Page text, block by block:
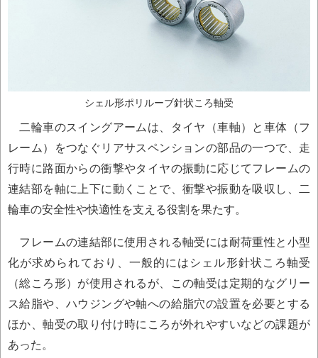
シェル形ポリルーブ針状ころ軸受
二輪車のスイングアームは、タイヤ（車軸）と車体（フ
レーム）をつなぐリアサスペンションの部品の一つで、走
行時に路面からの衝撃やタイヤの振動に応じてフレームの
連結部を軸に上下に動くことで、衝撃や振動を吸収し、二
輪車の安全性や快適性を支える役割を果たす。
フレームの連結部に使用される軸受には耐荷重性と小型
化が求められており、一般的にはシェル形針状ころ軸受
（総ころ形）が使用されるが、この軸受は定期的なグリー
ス給脂や、ハウジングや軸への給脂穴の設置を必要とする
ほか、軸受の取り付け時にころが外れやすいなどの課題が
あった。